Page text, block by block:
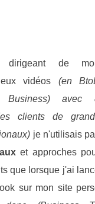
dirigeant de
vidéos (en
Business) avec
clients de
je n'utilisais
et approches
que lorsque j'ai
sur mon site